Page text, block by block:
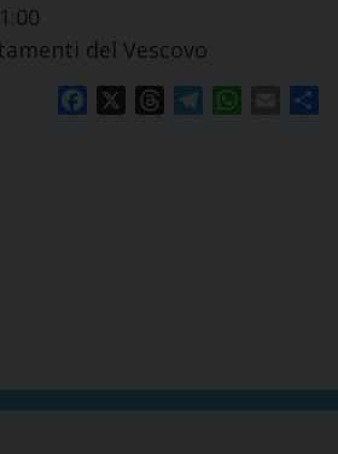
del Vescovo
Facebook ThreadsTelegramWhatsApp
Email